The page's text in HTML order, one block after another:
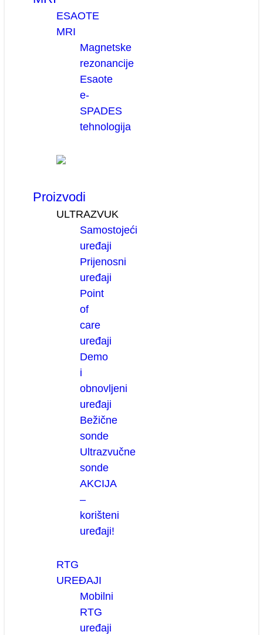
ESAOTE
MRI
Magnetske
rezonancije
Esaote
e-
SPADES
tehnologija
Proizvodi
ULTRAZVUK
Samostojeći
uređaji
Prijenosni
uređaji
Point
of
care
uređaji
Demo
i
obnovljeni
uređaji
Bežične
sonde
Ultrazvučne
sonde
AKCIJA
–
korišteni
uređaji!
RTG
UREĐAJI
Mobilni
RTG
uređaji